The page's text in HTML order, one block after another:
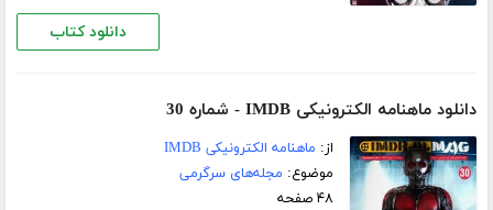
دانلود کتاب
دانلود ماهنامه الکترونیکی IMDB - شماره 30
از: ماهنامه الکترونیکی IMDB
موضوع: مجله‌های سرگرمی
۴۸ صفحه